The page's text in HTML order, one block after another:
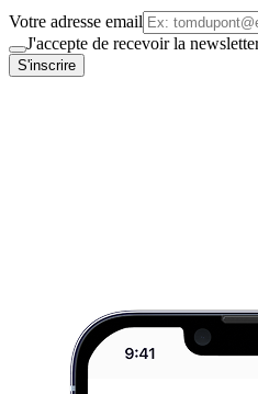
Votre adresse email
J'accepte de recevoir la
S'inscrire